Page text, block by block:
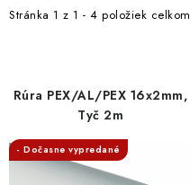
i
r
d
u
Stránka 1 z 1 - 4 položiek celkom
e
e
r
o
Rúra PEX/AL/PEX 16x2mm,
Tyč 2m
- Dočasne vypredané